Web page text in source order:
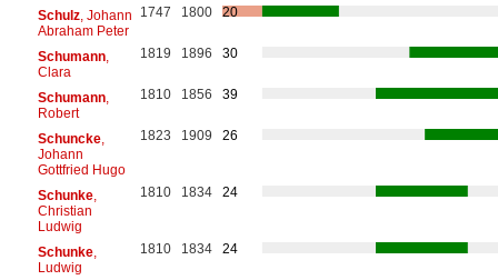
Schulz, Johann
Abraham Peter
1747 1800 20
Schumann,
Clara
1819 1896 30
Schumann,
Robert
1810 1856 39
Schuncke,
Johann
Gottfried Hugo
1823 1909 26
Schunke,
Christian
Ludwig
1810 1834 24
Schunke,
Ludwig
1810 1834 24